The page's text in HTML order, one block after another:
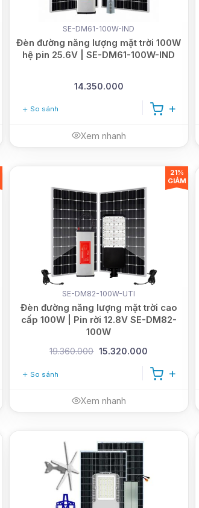
SE-DM61-100W-IND
Đèn đường năng lượng mặt trời 100W
hệ pin 25.6V | SE-DM61-100W-IND
14.350.000
So sánh
Xem nhanh
SE-DM82-100W-UTI
Đèn đường năng lượng mặt trời cao
cấp 100W | Pin rời 12.8V SE-DM82-
100W
19.360.000 15.320.000
So sánh
Xem nhanh
21%
GIẢM